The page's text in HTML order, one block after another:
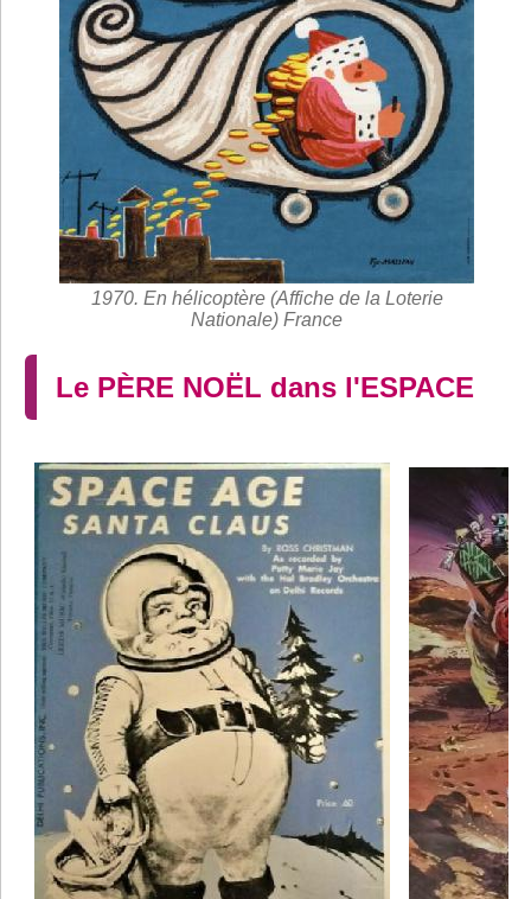
1970. En hélicoptère (Affiche de la Loterie
Nationale) France
Le PÈRE NOËL dans l'ESPACE